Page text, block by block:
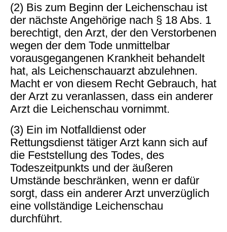
(2) Bis zum Beginn der Leichenschau ist
der nächste Angehörige nach § 18 Abs. 1
berechtigt, den Arzt, der den Verstorbenen
wegen der dem Tode unmittelbar
vorausgegangenen Krankheit behandelt
hat, als Leichenschauarzt abzulehnen.
Macht er von diesem Recht Gebrauch, hat
der Arzt zu veranlassen, dass ein anderer
Arzt die Leichenschau vornimmt.
(3) Ein im Notfalldienst oder
Rettungsdienst tätiger Arzt kann sich auf
die Feststellung des Todes, des
Todeszeitpunkts und der äußeren
Umstände beschränken, wenn er dafür
sorgt, dass ein anderer Arzt unverzüglich
eine vollständige Leichenschau
durchführt.